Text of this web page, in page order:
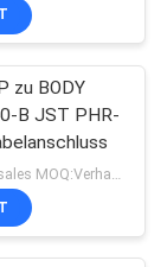
zu BODY
B JST PHR-
Contact our sales MOQ:Verhandelbar